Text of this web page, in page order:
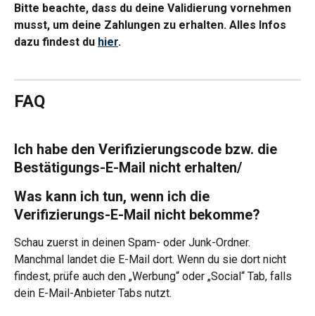
Bitte beachte, dass du deine Validierung vornehmen
musst, um deine Zahlungen zu erhalten. Alles Infos
dazu findest du hier.
FAQ
Ich habe den Verifizierungscode bzw. die
Bestätigungs-E-Mail nicht erhalten/
Was kann ich tun, wenn ich die
Verifizierungs-E-Mail nicht bekomme?
Schau zuerst in deinen Spam- oder Junk-Ordner.
Manchmal landet die E-Mail dort. Wenn du sie dort nicht
findest, prüfe auch den „Werbung“ oder „Social“ Tab, falls
dein E-Mail-Anbieter Tabs nutzt.